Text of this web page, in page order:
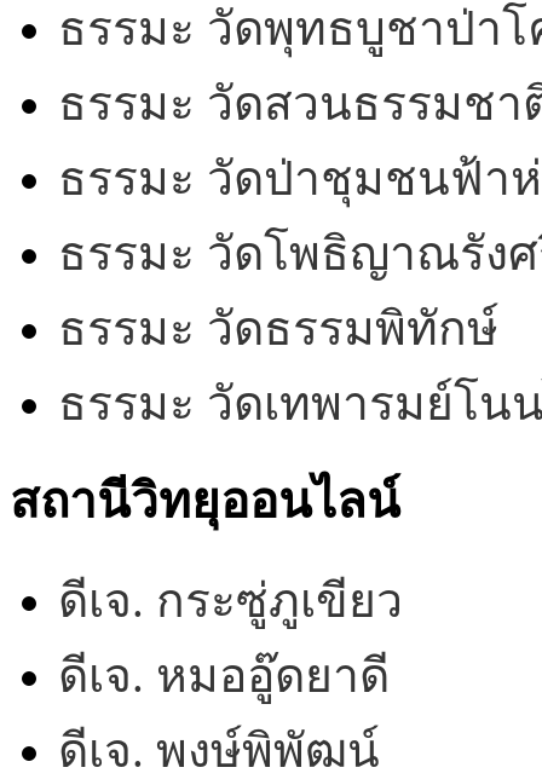
ธรรมะ วัดพุทธบูชาป่า
ธรรมะ วัดสวนธรรมช
ธรรมะ วัดป่าชุมชนฟ้า
ธรรมะ วัดโพธิญาณรัง
ธรรมะ วัดธรรมพิทักษ์
ธรรมะ วัดเทพารมย์โน
สถานีวิทยุออนไลน์
ดีเจ. กระซู่ภูเขียว
ดีเจ. หมออู๊ดยาดี
ดีเจ. พงษ์พิพัฒน์